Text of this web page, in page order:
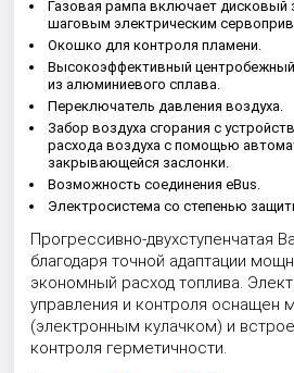
Газовая рампа включает дисковый
шаговым электрическим
Окошко для контроля пламени.
Высокоэффективный
из алюминиевого сплава.
Переключатель давления воздуха.
Забор воздуха сгорания с
расхода воздуха с помощью
закрывающейся заслонки.
Возможность соединения eBus.
Электросистема со степенью
Прогрессивно-двухступенчатая
благодаря точной адаптации
экономный расход топлива.
управления и контроля оснащен
(электронным кулачком) и
контроля герметичности.